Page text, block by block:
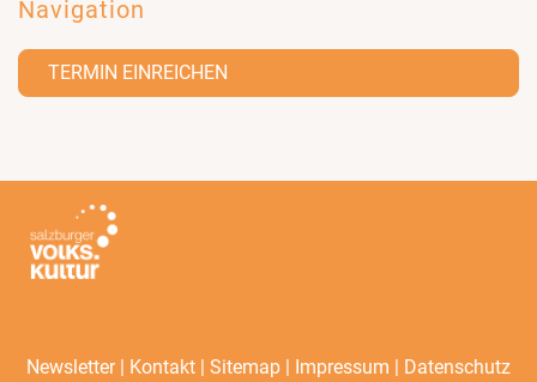
Navigation
TERMIN EINREICHEN
Newsletter | Kontakt | Sitemap | Impressum | Datenschutz